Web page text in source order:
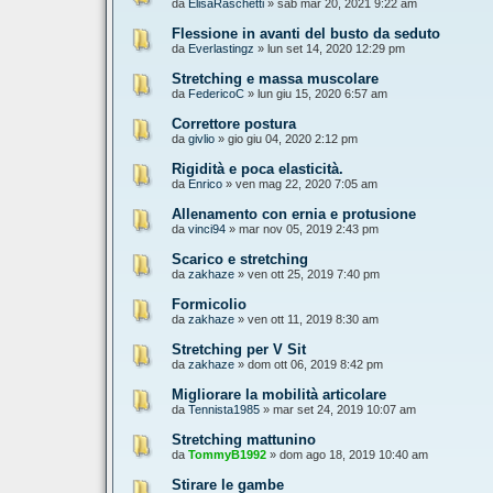
da ElisaRaschetti » sab mar 20, 2021 9:22 am
Flessione in avanti del busto da seduto
da Everlastingz » lun set 14, 2020 12:29 pm
Stretching e massa muscolare
da FedericoC » lun giu 15, 2020 6:57 am
Correttore postura
da givlio » gio giu 04, 2020 2:12 pm
Rigidità e poca elasticità.
da Enrico » ven mag 22, 2020 7:05 am
Allenamento con ernia e protusione
da vinci94 » mar nov 05, 2019 2:43 pm
Scarico e stretching
da zakhaze » ven ott 25, 2019 7:40 pm
Formicolio
da zakhaze » ven ott 11, 2019 8:30 am
Stretching per V Sit
da zakhaze » dom ott 06, 2019 8:42 pm
Migliorare la mobilità articolare
da Tennista1985 » mar set 24, 2019 10:07 am
Stretching mattunino
da TommyB1992 » dom ago 18, 2019 10:40 am
Stirare le gambe